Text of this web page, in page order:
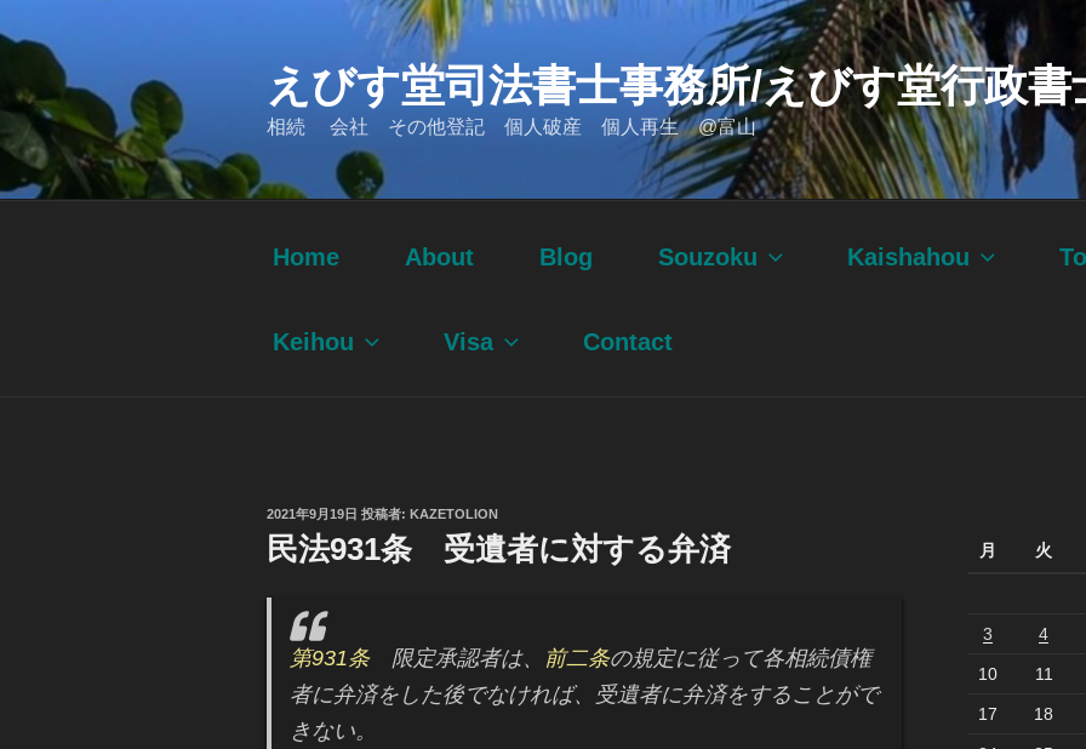
ン
ン
へ
ス
えびす堂司法書士事務所/えびす堂行政書
相続 会社 その他登記 個人破産 個人再生 @富山
Home About Blog Souzoku Kaishahou
Keihou Visa Contact
投
稿
日:
2021年9月19日 投稿者: KAZETOLION
民法931条 受遺者に対する弁済
第931条限定承認者は、 前二条の規定に従って各相続債権
者に弁済をした後でなければ、受遺者に弁済をすることがで
きない。
月 火
3 4
10 11
17 18